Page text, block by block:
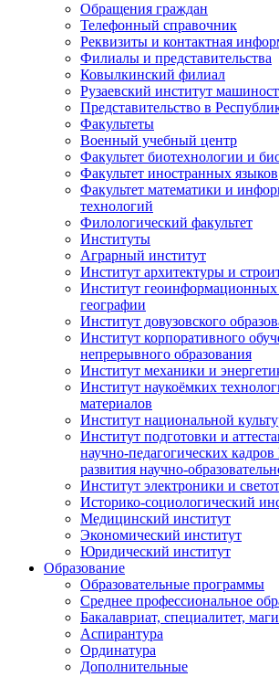
Обращения граждан
Телефонный справочник
Реквизиты и контактная
Филиалы и представительства
Ковылкинский филиал
Рузаевский институт
Представительство в
Факультеты
Военный учебный центр
Факультет биотехнологии и
Факультет иностранных языков
Факультет математики и
технологий
Филологический факультет
Институты
Аграрный институт
Институт архитектуры и
Институт геоинформационных
географии
Институт довузовского
Институт корпоративного
непрерывного образования
Институт механики и
Институт наукоёмких
материалов
Институт национальной
Институт подготовки и
научно-педагогических
развития научно-
Институт электроники и
Историко-социологический
Медицинский институт
Экономический институт
Юридический институт
Образование
Образовательные программы
Среднее профессиональное
Бакалавриат, специалитет,
Аспирантура
Ординатура
Дополнительные